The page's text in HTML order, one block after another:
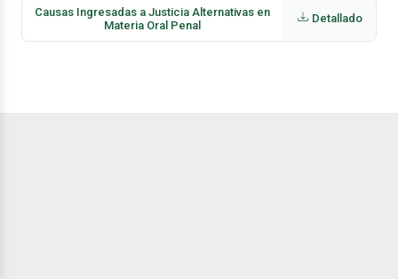
Causas Ingresadas a Justicia Alternativas en
Materia Oral Penal
Detallado